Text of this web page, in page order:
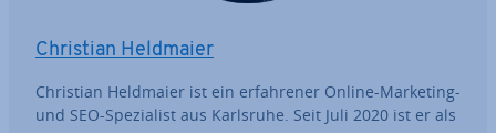
Christian Heldmaier
Christian Heldmaier ist ein er­fah­re­ner Online-Marketing-
und SEO-Spe­zia­list aus Karlsruhe. Seit Juli 2020 ist er als